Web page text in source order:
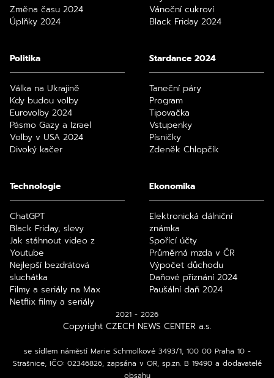
Změna času 2024
Úplňky 2024
Vánoční cukroví
Black Friday 2024
Politika
Válka na Ukrajině
Kdy budou volby
Eurovolby 2024
Pásmo Gazy a Izrael
Volby v USA 2024
Divoký kačer
Stardance 2024
Taneční páry
Program
Tipovačka
Vstupenky
Písničky
Zdeněk Chlopčík
Technologie
ChatGPT
Black Friday, slevy
Jak stáhnout video z
Youtube
Nejlepší bezdrátová
sluchátka
Filmy a seriály na Max
Netflix filmy a seriály
Ekonomika
Elektronická dálniční
známka
Spořící účty
Průměrná mzda v ČR
Výpočet důchodu
Daňové přiznání 2024
Paušální daň 2024
2021 - 2026
Copyright CZECH NEWS CENTER a.s.
se sídlem náměstí Marie Schmolkové 3493/1, 100 00 Praha 10 -
Strašnice, IČO: 02346826, zapsána v OR, sp.zn. B 19490 a dodavatelé
obsahu